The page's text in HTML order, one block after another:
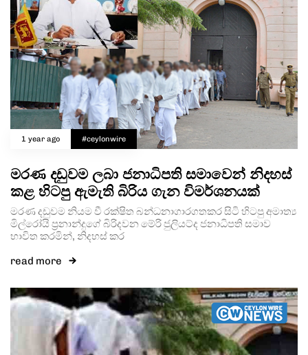
Type and hit enter
1 year ago #ceylonwire
මරණ දඩුවම ලබා ජනාධිපති සමාවෙන් නිදහස්
කළ හිටපු ඇමැති බිරිය ගැන විමර්ශනයක්
මරණ දඩුවම නියම වී රක්ෂිත බන්ධනාගාරගතකර සිටි හිටපු අමාත්‍ය
මිල්රෝයි ප්‍රනාන්දුගේ බිරිදවන මේරි ජුලියට්ද ජනාධිපති සමාව
භාවිත කරමින්, නිදහස් කර
read more